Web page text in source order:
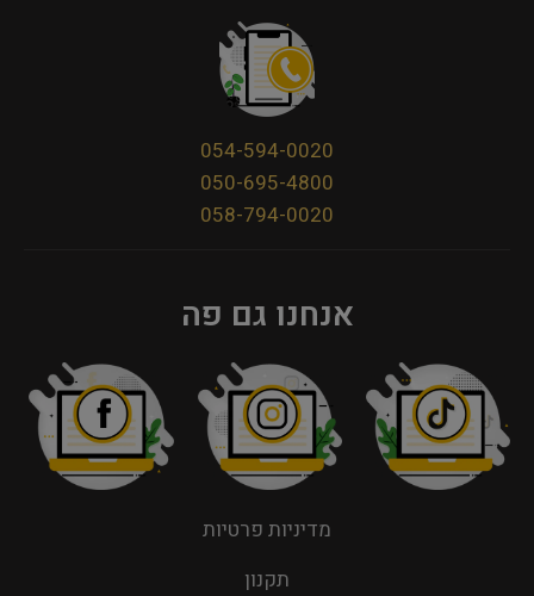
054-594-0020
050-695-4800
058-794-0020
אנחנו גם פה
מדיניות פרטיות
תקנון